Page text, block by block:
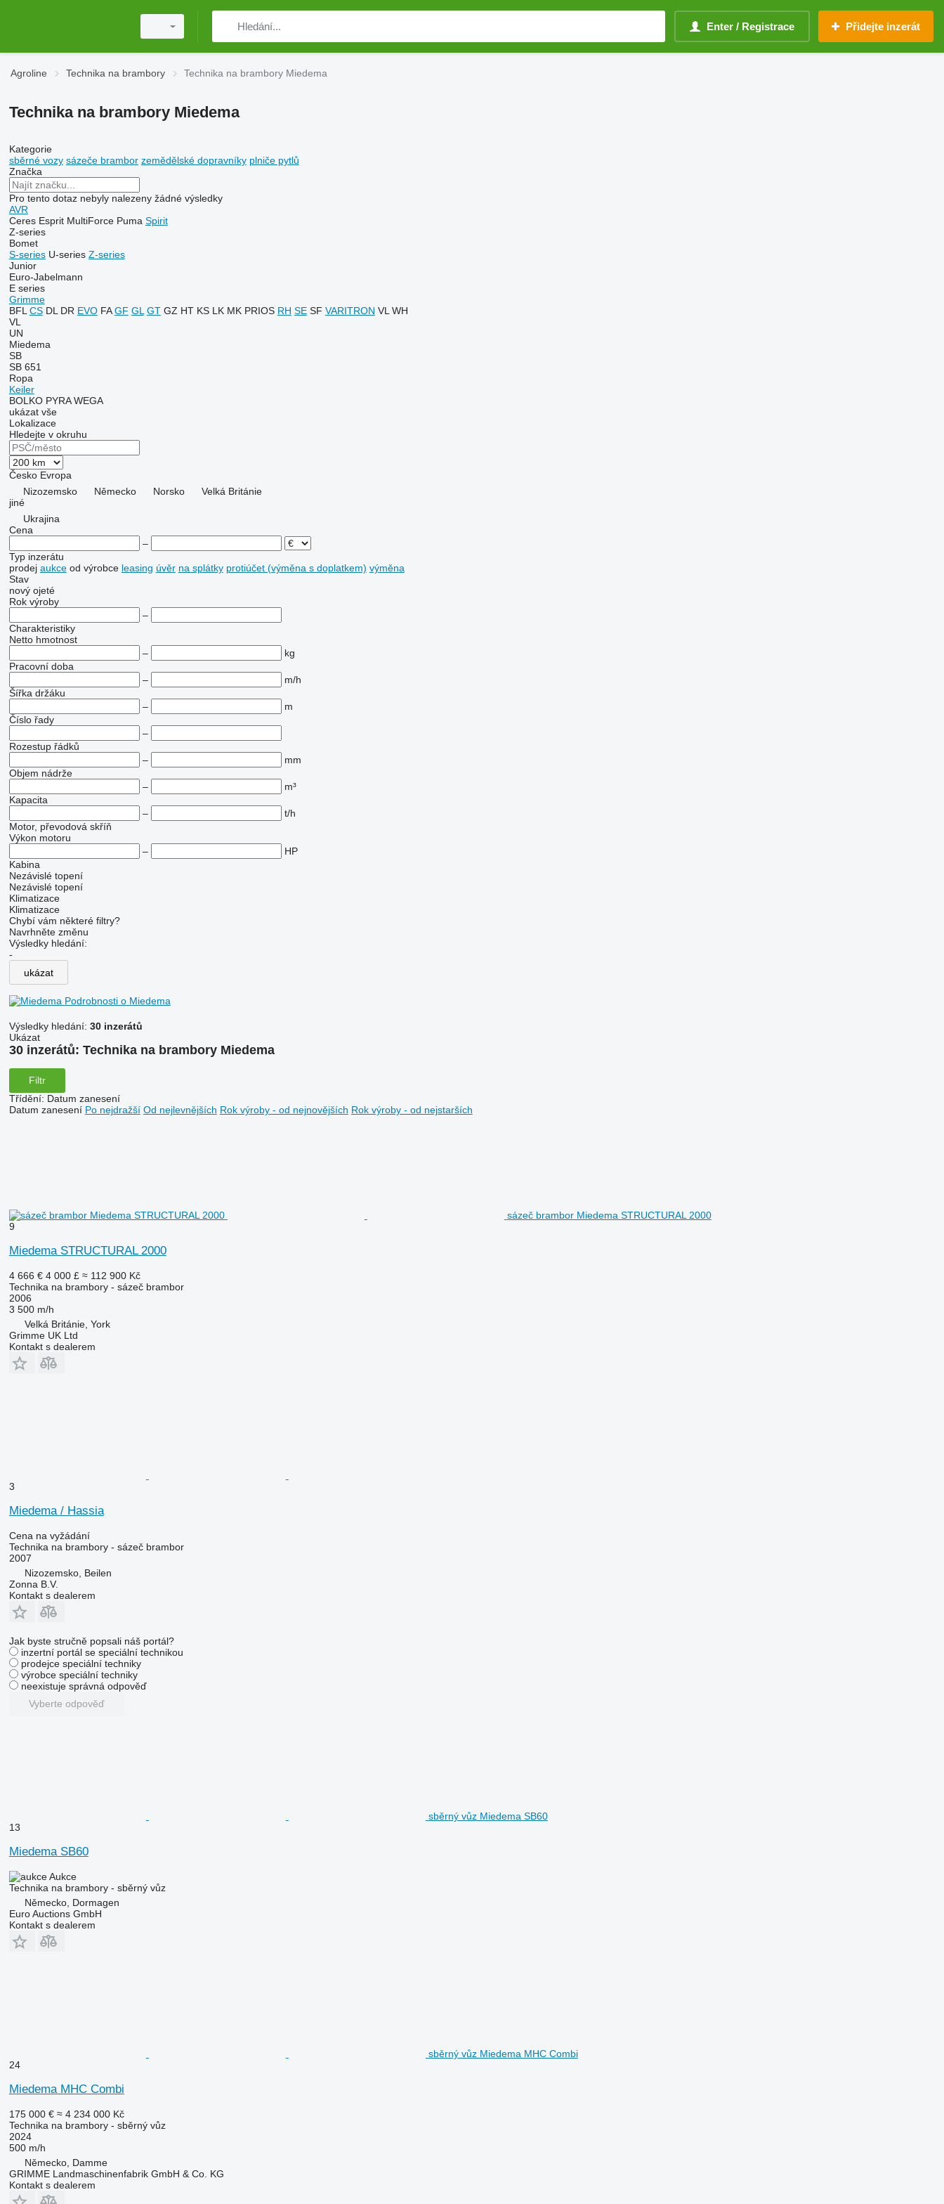
Enter / Registrace Přidejte inzerát
Agroline Technika na brambory Technika na brambory Miedema
Technika na brambory Miedema
Kategorie
sběrné vozy sázeče brambor zemědělské dopravníky plniče pytlů
Značka
Pro tento dotaz nebyly nalezeny žádné výsledky
AVR
Ceres Esprit MultiForce Puma Spirit
Z-series
Bomet
S-series U-series Z-series
Junior
Euro-Jabelmann
E series
Grimme
BFL CS DL DR EVO FA GF GL GT GZ HT KS LK MK PRIOS RH SE SF VARITRON VL WH
VL
UN
Miedema
SB
SB 651
Ropa
Keiler
BOLKO PYRA WEGA
ukázat vše
Lokalizace
Hledejte v okruhu
Česko Evropa
Nizozemsko
Německo Norsko
Velká Británie
jiné
Ukrajina
Cena
–
Typ inzerátu
prodej aukce od výrobce leasing úvěr na splátky protiúčet (výměna s doplatkem) výměna
Stav
nový ojeté
Rok výroby
–
Charakteristiky
Netto hmotnost
–
kg
Pracovní doba
–
m/h
Šířka držáku
–
m
Číslo řady
–
Rozestup řádků
–
mm
Objem nádrže
–
m³
Kapacita
–
t/h
Motor, převodová skříň
Výkon motoru
–
HP
Kabina
Nezávislé topení
Nezávislé topení
Klimatizace
Klimatizace
Chybí vám některé filtry?
Navrhněte změnu
Výsledky hledání:
-
ukázat
Podrobnosti o Miedema
Výsledky hledání: 30 inzerátů
Ukázat
30 inzerátů: Technika na brambory Miedema
Filtr
Třídění: Datum zanesení
Datum zanesení Po nejdražší Od nejlevnějších Rok výroby - od nejnovějších Rok výroby - od nejstarších
sázeč brambor Miedema STRUCTURAL 2000
9
Miedema STRUCTURAL 2000
4 666 € 4 000 £ ≈ 112 900 Kč
Technika na brambory - sázeč brambor
2006
3 500 m/h
Velká Británie, York
Grimme UK Ltd
Kontakt s dealerem
3
Miedema / Hassia
Cena na vyžádání
Technika na brambory - sázeč brambor
2007
Nizozemsko, Beilen
Zonna B.V.
Kontakt s dealerem
Jak byste stručně popsali náš portál?
inzertní portál se speciální technikou
prodejce speciální techniky
výrobce speciální techniky
neexistuje správná odpověď
Vyberte odpověď
sběrný vůz Miedema SB60
13
Miedema SB60
Aukce
Technika na brambory - sběrný vůz
Německo, Dormagen
Euro Auctions GmbH
Kontakt s dealerem
sběrný vůz Miedema MHC Combi
24
Miedema MHC Combi
175 000 € ≈ 4 234 000 Kč
Technika na brambory - sběrný vůz
2024
500 m/h
Německo, Damme
GRIMME Landmaschinenfabrik GmbH & Co. KG
Kontakt s dealerem